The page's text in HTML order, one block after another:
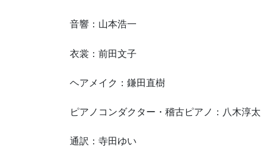
音響：山本浩一
衣裳：前田文子
ヘアメイク：鎌田直樹
ピアノコンダクター・稽古ピアノ：八木淳太
通訳：寺田ゆい